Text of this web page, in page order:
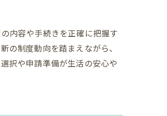
内容や手続きを正確に把握す
の制度動向を踏まえながら、
択や申請準備が生活の安心や